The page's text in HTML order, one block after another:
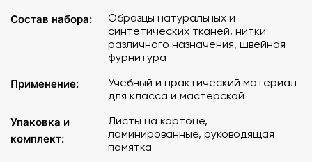
Состав набора:
Образцы натуральных и
синтетических тканей, нитки
различного назначения, швейная
фурнитура
Применение:
Учебный и практический материал
для класса и мастерской
Упаковка и
комплект:
Листы на картоне,
ламинированные, руководящая
памятка